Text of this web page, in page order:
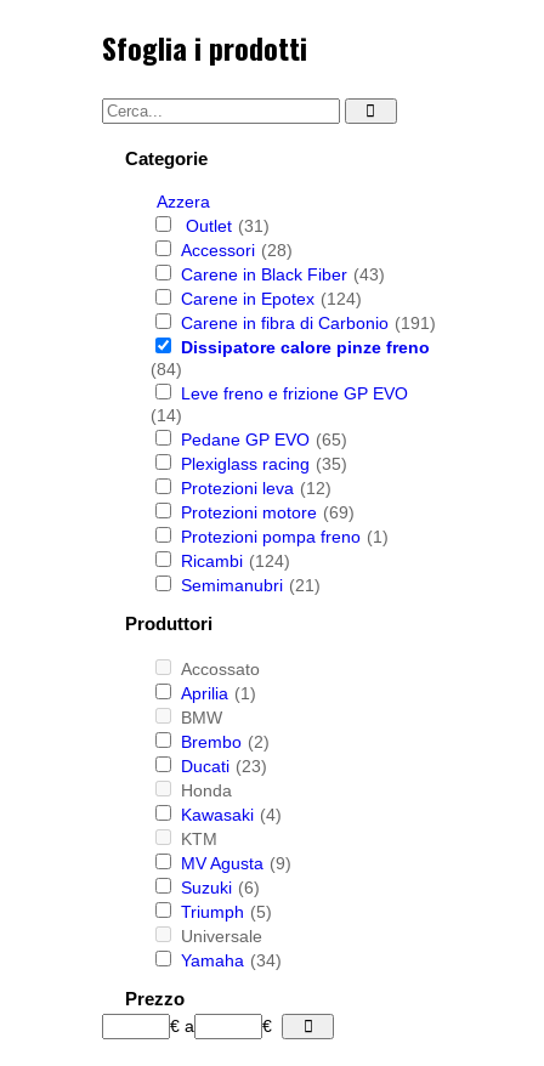
Sfoglia i prodotti
Categorie
Azzera
Outlet (31)
Accessori (28)
Carene in Black Fiber (43)
Carene in Epotex (124)
Carene in fibra di Carbonio (191)
Dissipatore calore pinze freno
(84)
Leve freno e frizione GP EVO
(14)
Pedane GP EVO (65)
Plexiglass racing (35)
Protezioni leva (12)
Protezioni motore (69)
Protezioni pompa freno (1)
Ricambi (124)
Semimanubri (21)
Produttori
Accossato
Aprilia (1)
BMW
Brembo (2)
Ducati (23)
Honda
Kawasaki (4)
KTM
MV Agusta (9)
Suzuki (6)
Triumph (5)
Universale
Yamaha (34)
Prezzo
€a €